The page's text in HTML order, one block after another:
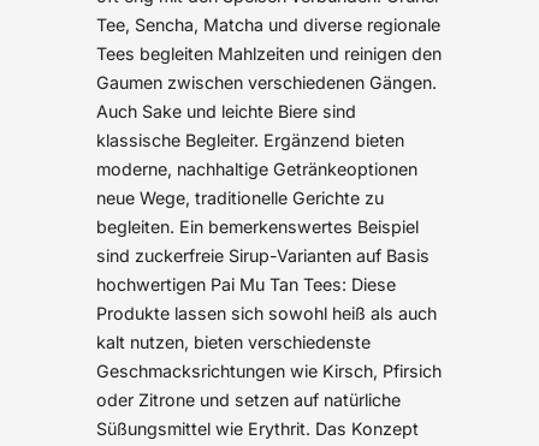
Tee, Sencha, Matcha und diverse regionale
Tees begleiten Mahlzeiten und reinigen den
Gaumen zwischen verschiedenen Gängen.
Auch Sake und leichte Biere sind
klassische Begleiter. Ergänzend bieten
moderne, nachhaltige Getränkeoptionen
neue Wege, traditionelle Gerichte zu
begleiten. Ein bemerkenswertes Beispiel
sind zuckerfreie Sirup-Varianten auf Basis
hochwertigen Pai Mu Tan Tees: Diese
Produkte lassen sich sowohl heiß als auch
kalt nutzen, bieten verschiedenste
Geschmacksrichtungen wie Kirsch, Pfirsich
oder Zitrone und setzen auf natürliche
Süßungsmittel wie Erythrit. Das Konzept